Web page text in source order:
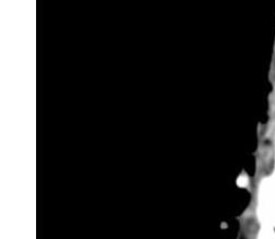
加州大學柏克
少使用電腦斷
掃描作業，人
本週在頂
示：「有人發